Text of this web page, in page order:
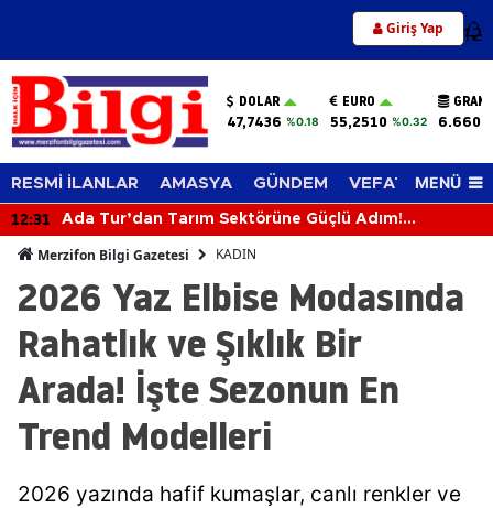
Giriş Yap 12
DOLAR
47,7436 %0.18
EURO
55,2510 %0.32
RESMİ İLANLAR AMASYA GÜNDEM VEFAT EDENLER
MENÜ
12:31
Ada Tur’dan Tarım Sektörüne Güçlü Adım!
Merzifon Bilgi Gazetesi KADIN
2026 Yaz Elbise Modasında
Rahatlık ve Şıklık Bir
Arada! İşte Sezonun En
Trend Modelleri
2026 yazında hafif kumaşlar, canlı renkler ve